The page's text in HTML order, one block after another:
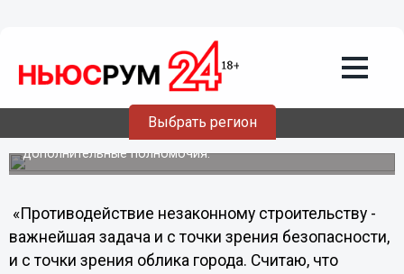
Выбрать регион
дополнительные полномочия
Директор департамента градостроительного развития и
архитектуры Михаил Романычев сообщил, что для
эффективной работы в сфере незаконного
строительства структурным подразделениям
администрации Нижнего Новгорода необходимы
дополнительные полномочия.
«Противодействие незаконному строительству -
важнейшая задача и с точки зрения безопасности,
и с точки зрения облика города. Считаю, что